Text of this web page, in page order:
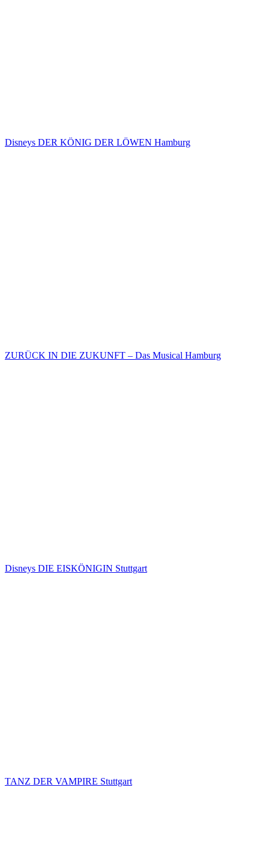
Disneys DER KÖNIG DER LÖWEN Hamburg
ZURÜCK IN DIE ZUKUNFT – Das Musical Hamburg
Disneys DIE EISKÖNIGIN Stuttgart
TANZ DER VAMPIRE Stuttgart